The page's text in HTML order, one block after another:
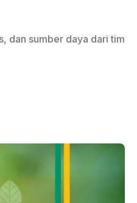
dan sumber daya dari tim